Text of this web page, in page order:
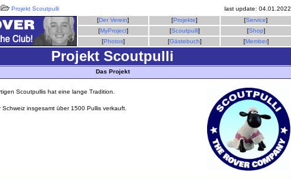
Projekt Scoutpulli
last update: 04.01.2022
[Der Verein] [Projekte] [Service]
[MyProject] [Scoutpulli] [Shop]
[Photos] [Gästebuch] [Member]
Projekt Scoutpulli
Das Projekt
Scoutpullis hat eine lange Tradition.
insgesamt über 1500 Pullis verkauft.